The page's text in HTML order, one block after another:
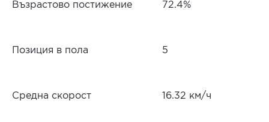
Възрастово постижение 72.4%
Позиция в пола 5
Средна скорост 16.32 км/ч